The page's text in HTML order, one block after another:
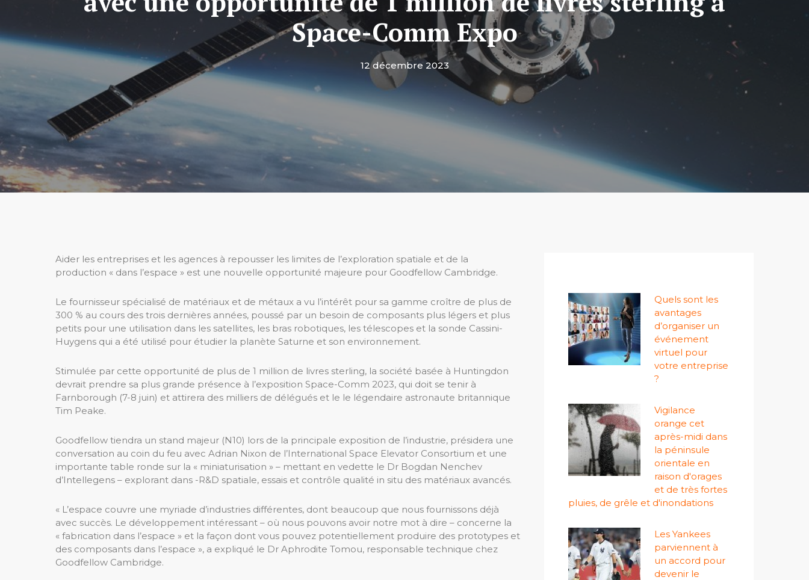
Space-Comm Expo
12 décembre 2023
Aider les entreprises et les agences à repousser les limites de l’exploration spatiale et de la
production « dans l’espace » est une nouvelle opportunité majeure pour Goodfellow Cambridge.
Le fournisseur spécialisé de matériaux et de métaux a vu l’intérêt pour sa gamme croître de plus de
300 % au cours des trois dernières années, poussé par un besoin de composants plus légers et plus
petits pour une utilisation dans les satellites, les bras robotiques, les télescopes et la sonde Cassini-
Huygens qui a été utilisé pour étudier la planète Saturne et son environnement.
Stimulée par cette opportunité de plus de 1 million de livres sterling, la société basée à Huntingdon
devrait prendre sa plus grande présence à l’exposition Space-Comm 2023, qui doit se tenir à
Farnborough (7-8 juin) et attirera des milliers de délégués et le le légendaire astronaute britannique
Tim Peake.
Goodfellow tiendra un stand majeur (N10) lors de la principale exposition de l’industrie, présidera une
conversation au coin du feu avec Adrian Nixon de l’International Space Elevator Consortium et une
importante table ronde sur la « miniaturisation » – mettant en vedette le Dr Bogdan Nenchev
d’Intellegens – explorant dans -R&D spatiale, essais et contrôle qualité in situ des matériaux avancés.
« L’espace couvre une myriade d’industries différentes, dont beaucoup que nous fournissons déjà
avec succès. Le développement intéressant – où nous pouvons avoir notre mot à dire – concerne la
« fabrication dans l’espace » et la façon dont vous pouvez potentiellement produire des prototypes et
des composants dans l’espace », a expliqué le Dr Aphrodite Tomou, responsable technique chez
Goodfellow Cambridge.
Quels sont les
avantages
d’organiser un
événement
virtuel pour
votre entreprise
?
Vigilance
orange cet
après-midi dans
la péninsule
orientale en
raison d'orages
et de très fortes
pluies, de grêle et d'inondations
Les Yankees
parviennent à
un accord pour
devenir le